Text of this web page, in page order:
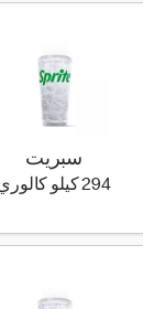
سبريت
294 كيلو كالوري